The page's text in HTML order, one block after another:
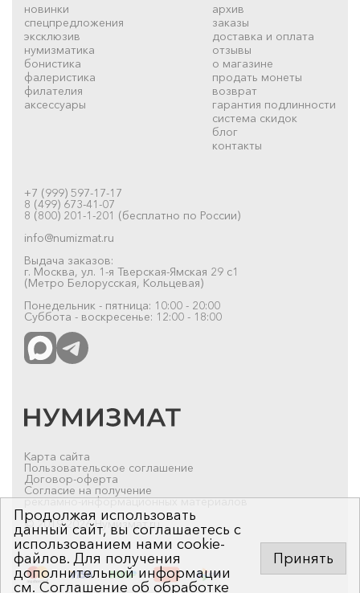
новинки
спецпредложения
эксклюзив
нумизматика
бонистика
фалеристика
филателия
аксессуары
архив
заказы
доставка и оплата
отзывы
о магазине
продать монеты
возврат
гарантия подлинности
система скидок
блог
контакты
+7 (999) 597-17-17
8 (499) 673-41-07
8 (800) 201-1-201 (бесплатно по России)
info@numizmat.ru
Выдача заказов:
г. Москва, ул. 1-я Тверская-Ямская 29 с1
(Метро Белорусская, Кольцевая)
Понедельник - пятница: 10:00 - 20:00
Суббота - воскресенье: 12:00 - 18:00
Карта сайта
Пользовательское соглашение
Договор-оферта
Согласие на получение
рекламно-информационных материалов
© 2019-2026 Нумизмат.ru
Продолжая использовать
данный сайт, вы соглашаетесь с
использованием нами cookie-
файлов. Для получения
дополнительной информации
см.Соглашение об обработке
Принять